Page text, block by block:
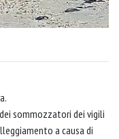
dei sommozzatori dei vigili
a causa di